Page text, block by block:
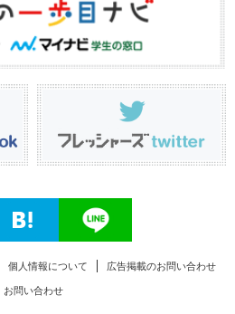
個人情報について 広告掲載のお問い合わせ
お問い合わせ